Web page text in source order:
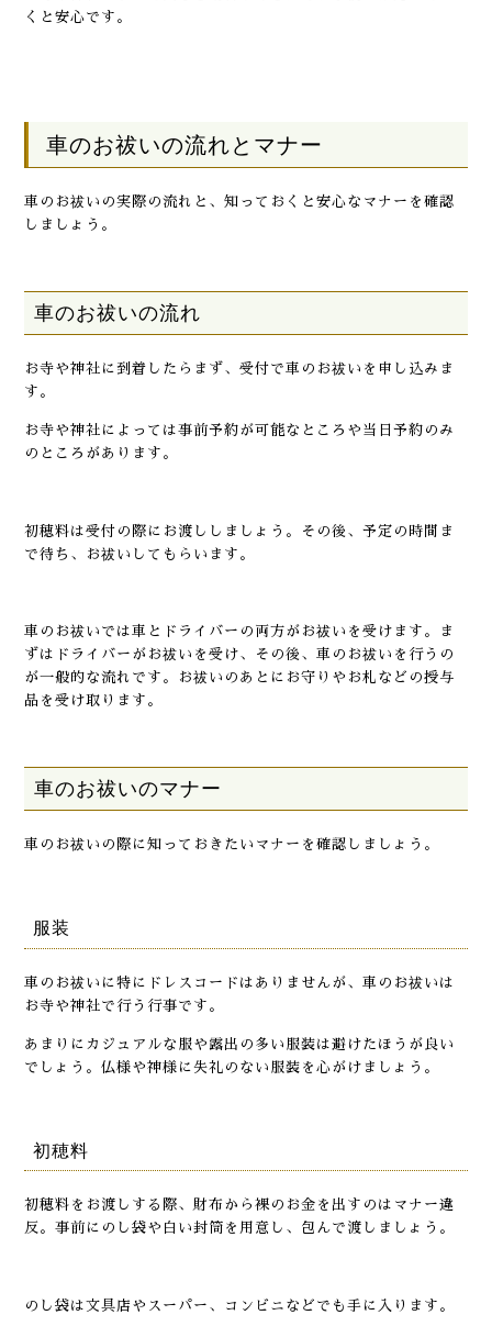
くと安心です。
車のお祓いの流れとマナー
車のお祓いの実際の流れと、知っておくと安心なマナーを確認
しましょう。
車のお祓いの流れ
お寺や神社に到着したらまず、受付で車のお祓いを申し込みま
す。
お寺や神社によっては事前予約が可能なところや当日予約のみ
のところがあります。
初穂料は受付の際にお渡ししましょう。その後、予定の時間ま
で待ち、お祓いしてもらいます。
車のお祓いでは車とドライバーの両方がお祓いを受けます。ま
ずはドライバーがお祓いを受け、その後、車のお祓いを行うの
が一般的な流れです。お祓いのあとにお守りやお札などの授与
品を受け取ります。
車のお祓いのマナー
車のお祓いの際に知っておきたいマナーを確認しましょう。
服装
車のお祓いに特にドレスコードはありませんが、車のお祓いは
お寺や神社で行う行事です。
あまりにカジュアルな服や露出の多い服装は避けたほうが良い
でしょう。仏様や神様に失礼のない服装を心がけましょう。
初穂料
初穂料をお渡しする際、財布から裸のお金を出すのはマナー違
反。事前にのし袋や白い封筒を用意し、包んで渡しましょう。
のし袋は文具店やスーパー、コンビニなどでも手に入ります。